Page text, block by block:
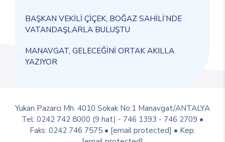
BAŞKAN VEKİLİ ÇİÇEK, BOĞAZ SAHİLİ’NDE
VATANDAŞLARLA BULUŞTU
MANAVGAT, GELECEĞİNİ ORTAK AKILLA
YAZIYOR
Yukarı Pazarcı Mh. 4010 Sokak No:1 Manavgat/ANTALYA
Tel: 0242 742 8000 (9 hat) - 746 1393 - 746 2709 •
Faks: 0242 746 7575 • [email protected] • Kep: